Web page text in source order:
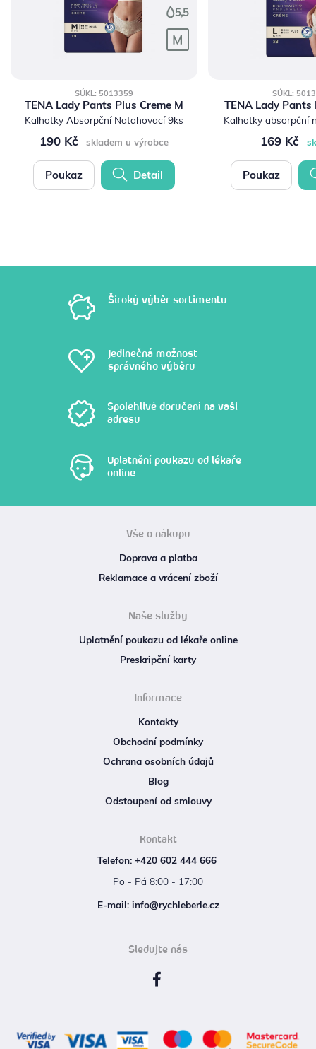
SÚKL: 5013359
TENA Lady Pants Plus Creme M
Kalhotky Absorpční Natahovací 9ks
190 Kč skladem u výrobce
Poukaz Detail
SÚKL:
TENA Lady Pants
Kalhotky absorpční
169 Kč
Poukaz
Široký výběr sortimentu
Jedinečná možnost
správného výběru
Spolehlivé doručení na vaši
adresu
Uplatnění poukazu od lékaře
online
Vše o nákupu
Doprava a platba
Reklamace a vrácení zboží
Naše služby
Uplatnění poukazu od lékaře online
Preskripční karty
Informace
Kontakty
Obchodní podmínky
Ochrana osobních údajů
Blog
Odstoupení od smlouvy
Kontakt
Telefon: +420 602 444 666
Po - Pá 8:00 - 17:00
E‑mail: info@rychleberle.cz
Sledujte nás